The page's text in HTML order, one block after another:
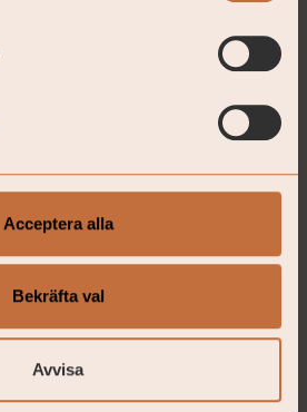
Acceptera alla
Bekräfta val
Avvisa
på ungefär samma nivåer
ju sådär då.